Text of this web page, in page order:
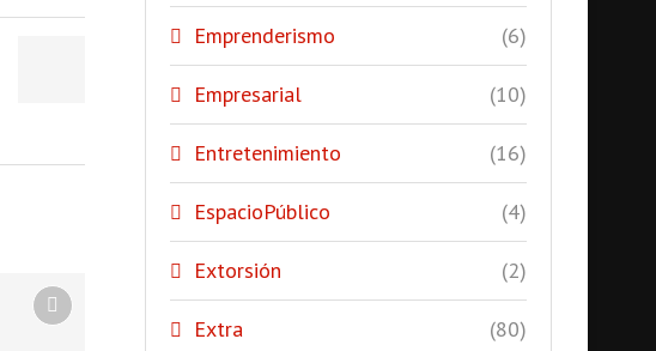
Emprenderismo (6)
Empresarial (10)
Entretenimiento (16)
EspacioPúblico (4)
Extorsión (2)
Extra (80)